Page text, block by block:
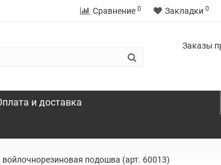
Сравнение 0 Закладки 0
Заказы
и доставка
подошва (арт. 60013)